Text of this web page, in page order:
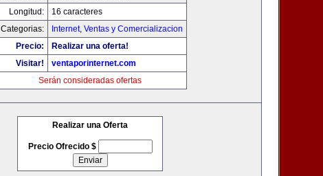
Longitud:
16 caracteres
Categorias:
Internet, Ventas y Comercializacion
Precio:
Realizar una oferta!
Visitar!
ventaporinternet.com
Serán consideradas ofertas
Realizar una Oferta
Precio Ofrecido $